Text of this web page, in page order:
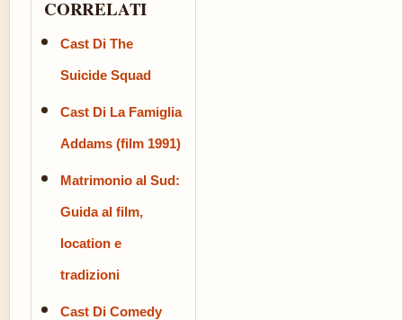
CORRELATI
Cast Di The
Suicide Squad
Cast Di La Famiglia
Addams (film 1991)
Matrimonio al Sud:
Guida al film,
location e
tradizioni
Cast Di Comedy